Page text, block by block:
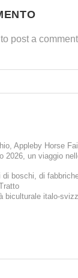
to post a
Appleby Horse
2026, un viaggio
boschi, di
biculturale italo-